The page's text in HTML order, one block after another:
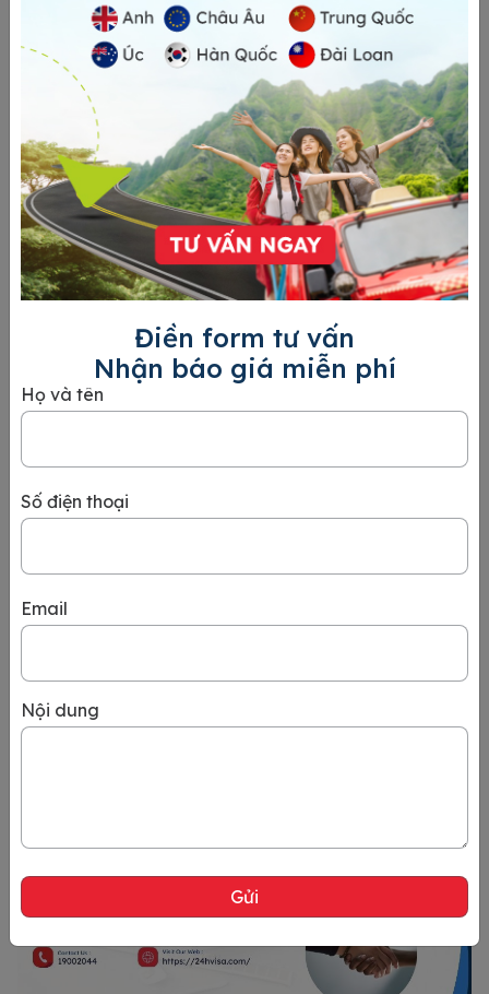
Hướng dẫn chi tiết cách điền form Visa Úc chính
xác, chuyên nghiệp
Bạn lo lắng về việc điền form Visa Úc 1419 không chính xác
có thể dẫn đến việc hồ sơ bị từ chối? Đừng lo! Bài viết này sẽ
hướng dẫn bạn
Cập nhật hồ sơ & thủ tục xin Visa công tác Úc mới
nhất hiện nay
Bạn đang chuẩn bị đi Úc công tác nhưng chưa rõ về các thủ
bạn hướng dẫn chi
Điền form tư vấn
Nhận báo giá miễn phí
Họ và tên
Số điện thoại
Email
Nội dung